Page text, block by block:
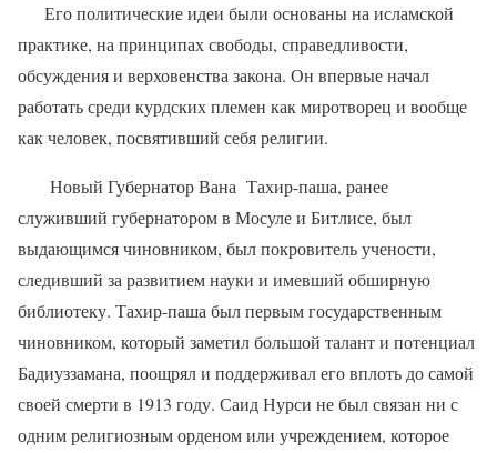
Его политические идеи были основаны на исламской
практике, на принципах свободы, справедливости,
обсуждения и верховенства закона. Он впервые начал
работать среди курдских племен как миротворец и вообще
как человек, посвятивший себя религии.
Новый Губернатор Вана Тахир-паша, ранее
служивший губернатором в Мосуле и Битлисе, был
выдающимся чиновником, был покровитель учености,
следивший за развитием науки и имевший обширную
библиотеку. Тахир-паша был первым государственным
чиновником, который заметил большой талант и потенциал
Бадиуззамана, поощрял и поддерживал его вплоть до самой
своей смерти в 1913 году. Саид Нурси не был связан ни с
одним религиозным орденом или учреждением, которое